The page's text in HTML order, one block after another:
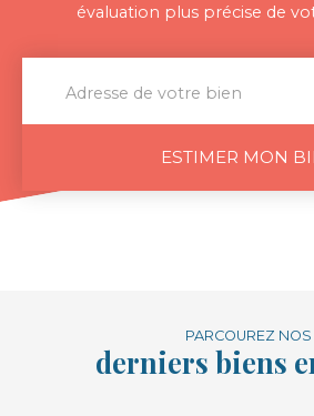
évaluation plus précise de
Adresse de votre bien
ESTIMER MON
PARCOUREZ NOS
derniers biens